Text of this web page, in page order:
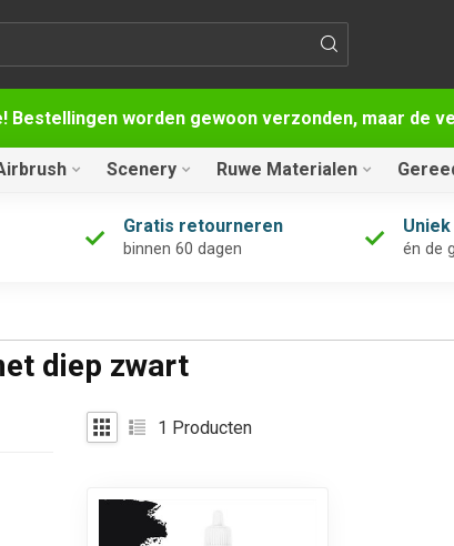
Bestellingen worden gewoon verzonden, maar de
Scenery Ruwe Materialen
Gratis retourneren
binnen 60 dagen én de
diep zwart
1 Producten